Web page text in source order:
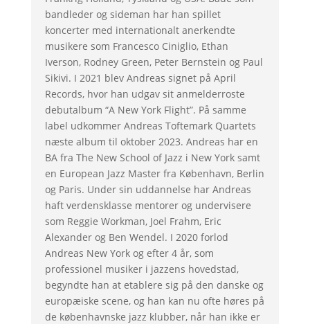
bandleder og sideman har han spillet
koncerter med internationalt anerkendte
musikere som Francesco Ciniglio, Ethan
Iverson, Rodney Green, Peter Bernstein og Paul
Sikivi. I 2021 blev Andreas signet på April
Records, hvor han udgav sit anmelderroste
debutalbum “A New York Flight”. På samme
label udkommer Andreas Toftemark Quartets
næste album til oktober 2023. Andreas har en
BA fra The New School of Jazz i New York samt
en European Jazz Master fra København, Berlin
og Paris. Under sin uddannelse har Andreas
haft verdensklasse mentorer og undervisere
som Reggie Workman, Joel Frahm, Eric
Alexander og Ben Wendel. I 2020 forlod
Andreas New York og efter 4 år, som
professionel musiker i jazzens hovedstad,
begyndte han at etablere sig på den danske og
europæiske scene, og han kan nu ofte høres på
de københavnske jazz klubber, når han ikke er